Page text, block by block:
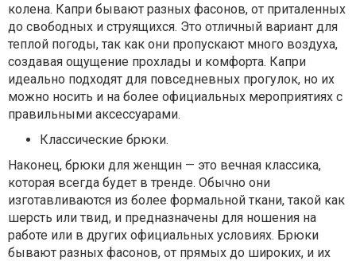
колена. Капри бывают разных фасонов, от приталенных
до свободных и струящихся. Это отличный вариант для
теплой погоды, так как они пропускают много воздуха,
создавая ощущение прохлады и комфорта. Капри
идеально подходят для повседневных прогулок, но их
можно носить и на более официальных мероприятиях с
правильными аксессуарами.
Классические брюки.
Наконец, брюки для женщин — это вечная классика,
которая всегда будет в тренде. Обычно они
изготавливаются из более формальной ткани, такой как
шерсть или твид, и предназначены для ношения на
работе или в других официальных условиях. Брюки
бывают разных фасонов, от прямых до широких, и их